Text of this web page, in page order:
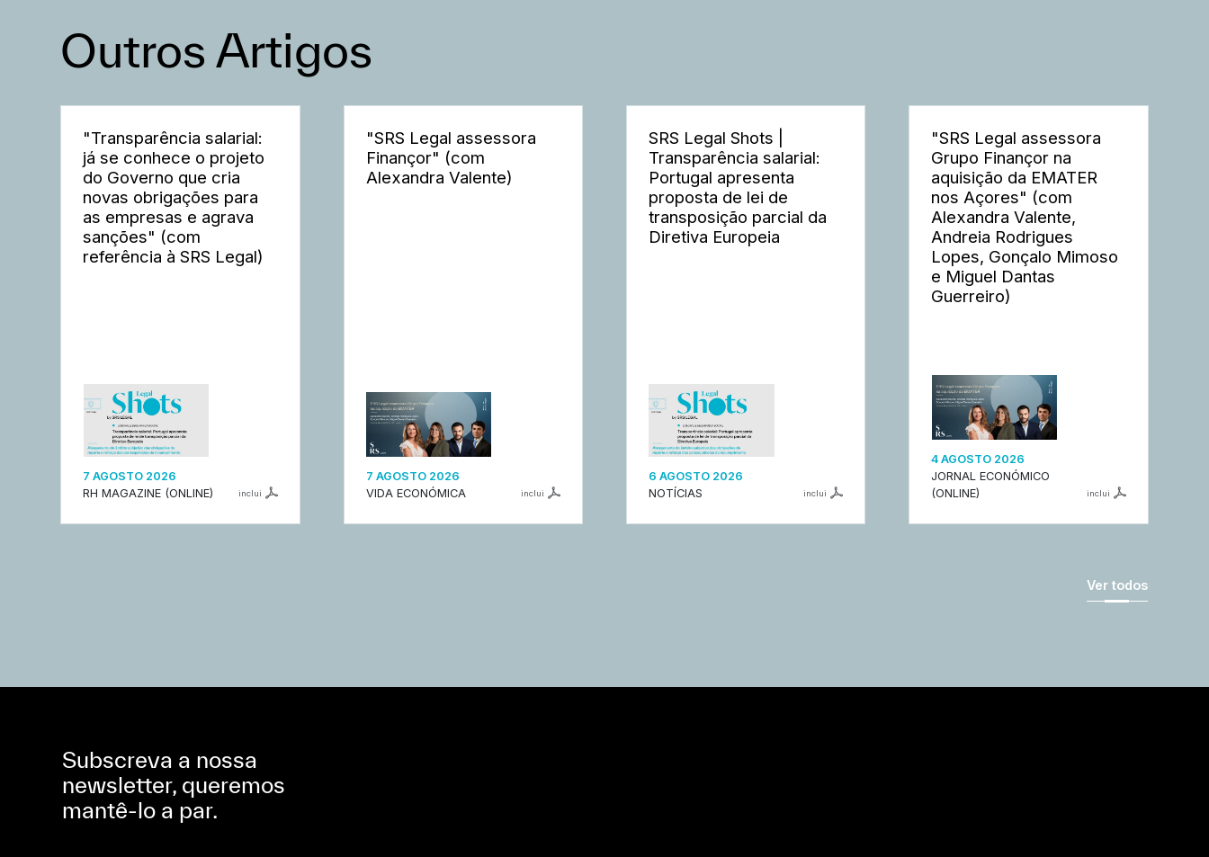
Outros Artigos
"Transparência salarial:
já se conhece o projeto
do Governo que cria
novas obrigações para
as empresas e agrava
sanções" (com
referência à SRS Legal)
7 AGOSTO 2026
RH MAGAZINE (ONLINE)
inclui
"SRS Legal assessora
Finançor" (com
Alexandra Valente)
7 AGOSTO 2026
VIDA ECONÓMICA
inclui
SRS Legal Shots |
Transparência salarial:
Portugal apresenta
proposta de lei de
transposição parcial da
Diretiva Europeia
6 AGOSTO 2026
NOTÍCIAS
inclui
"SRS Legal assessora
Grupo Finançor na
aquisição da EMATER
nos Açores" (com
Alexandra Valente,
Andreia Rodrigues
Lopes, Gonçalo Mimoso
e Miguel Dantas
Guerreiro)
4 AGOSTO 2026
JORNAL ECONÓMICO
(ONLINE)
inclui
Ver todos
Subscreva a nossa
newsletter, queremos
mantê-lo a par.